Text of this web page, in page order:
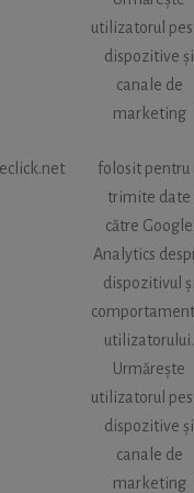
utilizatorul
dispozitive și
canale de
marketing
folosit pentru
trimite date
către Google
Analytics
dispozitivul
utilizatorului.
Urmărește
utilizatorul
dispozitive și
canale de
marketing